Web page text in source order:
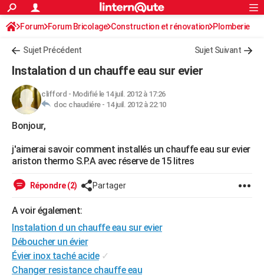
ACTUALITÉS
Politique
Société
Faits Divers
Education
Monde
Villes
+
FINANCE
Retraite
Impôts
Epargne
Immobilier
Risques naturels par ville
Banque
Assurance
Crédit
AUTO
Essais
Réserver un essai
Citadines
Berlines
SUV
Forum auto
+HIGH-TECH
Mobiles
Meilleur smartphone
Internet
Ordinateurs
Jeux vidéo
Guide high-tech
+BRICOLAGE
Forum
Aménagement intérieur
Extérieur
Cuisine
Salle de bains
Jardinage
Rangement
WEEK-END
LIFESTYLE
Art de vivre
Bien-être
Loisirs
Mode
Modes de vie
SANTE
Alimentation
Guide de la santé
Maladies
Médicaments
Sommeil
VOYAGE
Rechercher
S'inscrire
Connexion
Forum Forum Bricolage Construction et rénovation Plomberie
Sujet Précédent Sujet Suivant
Instalation d un chauffe eau sur evier
clifford - Modifié le 14 juil. 2012 à 17:26
doc chaudiére - 14 juil. 2012 à 22:10
Bonjour,
j'aimerai savoir comment installés un chauffe eau sur evier
ariston thermo S.P.A avec réserve de 15 litres
Répondre (2) Partager
A voir également:
Instalation d un chauffe eau sur evier
Déboucher un évier
Évier inox taché acide ✓
Changer resistance chauffe eau